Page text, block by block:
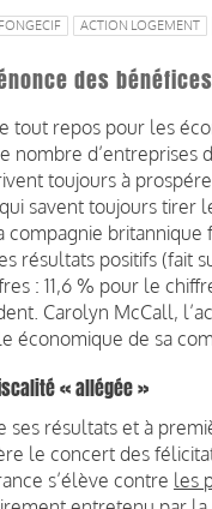
FONGECIF ACTION LOGEMENT
des
tout repos pour les
nombre
toujours à
savent toujours tirer
compagnie britannique
résultats positifs (fait
: 11,6 % pour le
Carolyn McCall,
économique de sa
« allégée »
ses résultats et à
le concert des
s’élève contre les